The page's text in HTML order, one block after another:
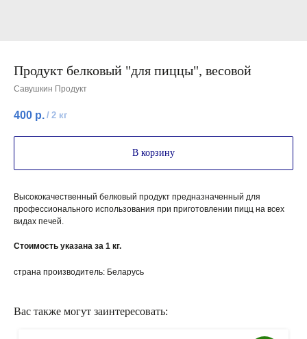
Продукт белковый "для пиццы", весовой
Савушкин Продукт
400 р. / 2 кг
В корзину
Высококачественный белковый продукт предназначенный для
профессионального использования при приготовлении пицц на всех
видах печей.
Стоимость указана за 1 кг.
страна производитель: Беларусь
Вас также могут заинтересовать: